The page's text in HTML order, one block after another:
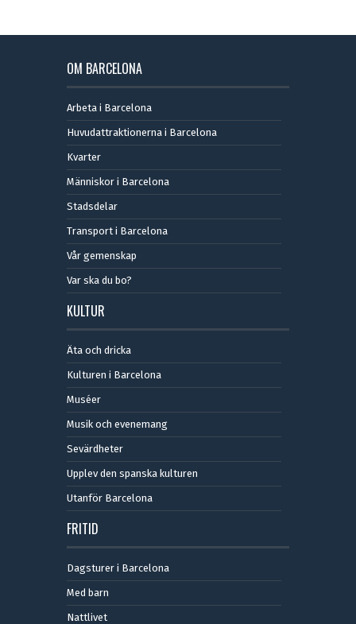
OM BARCELONA
Arbeta i Barcelona
Huvudattraktionerna i Barcelona
Kvarter
Människor i Barcelona
Stadsdelar
Transport i Barcelona
Vår gemenskap
Var ska du bo?
KULTUR
Äta och dricka
Kulturen i Barcelona
Muséer
Musik och evenemang
Sevärdheter
Upplev den spanska kulturen
Utanför Barcelona
FRITID
Dagsturer i Barcelona
Med barn
Nattlivet